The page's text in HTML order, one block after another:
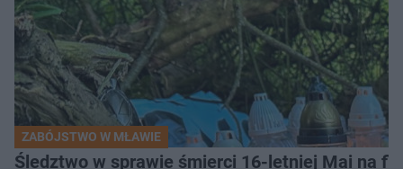
ZABÓJSTWO W MŁAWIE
Śledztwo w sprawie śmierci 16-letniej Mai na